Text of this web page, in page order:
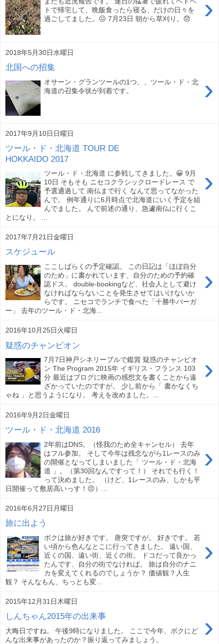
›
トで帰宅して、晩飯食ったら寝る、だけの日々を
過ごしてました。😖 7月23日 朝から草刈り。😞
2018年5月30日水曜日
北国への招集
›
オサーン・グランツールの1つ、、ツール・ド・北
海道の召集令状が到着です。
2017年9月10日日曜日
ツール・ド・北海道 TOUR DE
HOKKAIDO 2017
›
ツール・ド・北海道 に参戦してきました。😀 9月
10日 そもそも ニセコクラシックロードレース で
予選通過して 南仏まで行く なんて思ってなかった
んで。 例年通りに6月時点で北海道にいく予定を組
んでました。 んで前述の通り、急遽南仏に行くこ
とになり。 ...
2017年7月21日金曜日
スケジュール
›
ここしばらくの予定確認。 この日記は「ほぼ自分
のため」に書かれています、自分のための予約確
認ドス。 double-bookingなど、社会人として避け
なければならないことを発生させてはいけないか
らです。 ニセコでランチで食べた「十勝牛バーガ
ー」 去年のツール・ド・北海...
2016年10月25日火曜日
疑惑のチャンピオン
›
7月7日神戸シネリーブルで鑑賞 疑惑のチャンピオ
ン The Program 2015年 イギリス・フランス 103
分 最近はブログに映画の感想文を書くことから遠
ざかっていたのですが。 少し前から「 書かなくち
ゃね 」と思うようになり。 考えを改めました。...
2016年9月2日金曜日
ツール・ド・北海道 2016
›
2年前はDNS。（怪我のため全キャンセル） 去年
はフル参加。 そして今年は残念ながら1レースのみ
の開催となってしまいました「 ツール・ド・北海
道 」。（第30回なんですって！） それでも行く！
って決めました。 （けど、1レースのみ、しかも平
日開催って敷居高いっす！😣）...
2016年6月27日月曜日
旅に出よう
›
ボクは旅が好きです。 唐突ですが。 好きです。 若
い頃から色んなとこに行ってきました。 遠い国、
近くの国、遠い街、近くの街。 ドコだって良かっ
たんです、自分の街でなければ。 旅は自分のナニ
カを変えてくれるのでしょうか？ 価値観？人生
観？ そんなもん、ちっとも変...
2015年12月31日木曜日
しんちゃん2015年の出来事 ›
大晦日ですね。 午後9時になりました。 ここで今年、ボクにど
んな出来事があったのか？振り返ってみましょう。